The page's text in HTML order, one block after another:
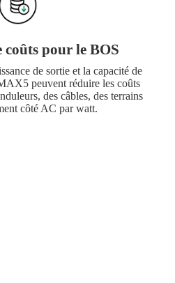
coûts pour le BOS
de sortie et la capacité de
peuvent réduire les coûts
des câbles, des terrains
côté AC par watt.